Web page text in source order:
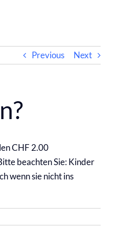
Previous Next
CHF 2.00
beachten Sie: Kinder
wenn sie nicht ins